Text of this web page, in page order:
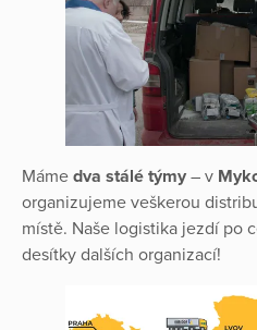
Máme dva stálé týmy – v
organizujeme veškerou
místě. Naše logistika jezdí po
desítky dalších organizací!